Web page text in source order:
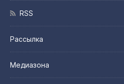
RSS
Рассылка
Медиазона